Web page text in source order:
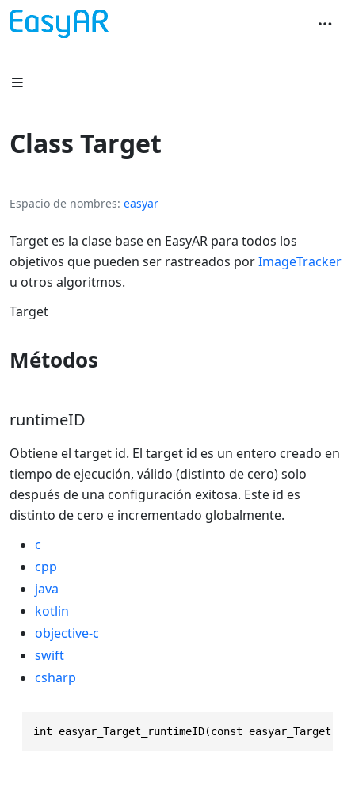
Class Target
Espacio de nombres easyar
Target es la clase base en EasyAR para todos los
objetivos que pueden ser rastreados porImageTracker
u otros algoritmos.
Target
Métodos
runtimeID
Obtiene el target id. El target id es un entero creado en
tiempo de ejecución, válido (distinto de cero) solo
después de una configuración exitosa. Este id es
distinto de cero e incrementado globalmente.
c
cpp
java
kotlin
objective-c
swift
csharp
int easyar_Target_runtimeID(const easyar_Target *